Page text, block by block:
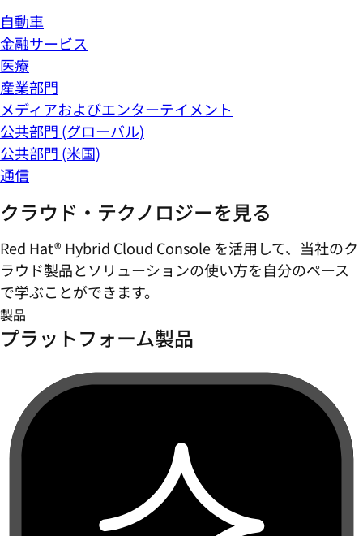
自動車
金融サービス
医療
産業部門
メディアおよびエンターテイメント
公共部門 (グローバル)
公共部門 (米国)
通信
クラウド・テクノロジーを見る
Red Hat® Hybrid Cloud Console を活用して、当社のク
ラウド製品とソリューションの使い方を自分のペース
で学ぶことができます。
製品
プラットフォーム製品